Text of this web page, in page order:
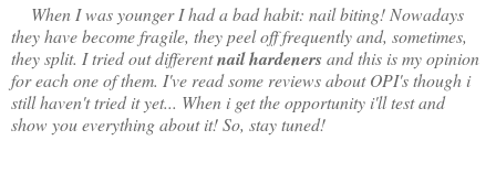
When I was younger I had a bad habit: nail biting! Nowadays
they have become fragile, they peel off frequently and, sometimes,
they split. I tried out differentnail hardenersand this is my opinion
for each one of them. I've read some reviews about OPI's though i
still haven't tried it yet... When i get the opportunity i'll test and
show you everything about it! So, stay tuned!